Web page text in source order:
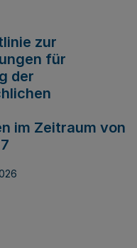
zur
für
der
im Zeitraum von